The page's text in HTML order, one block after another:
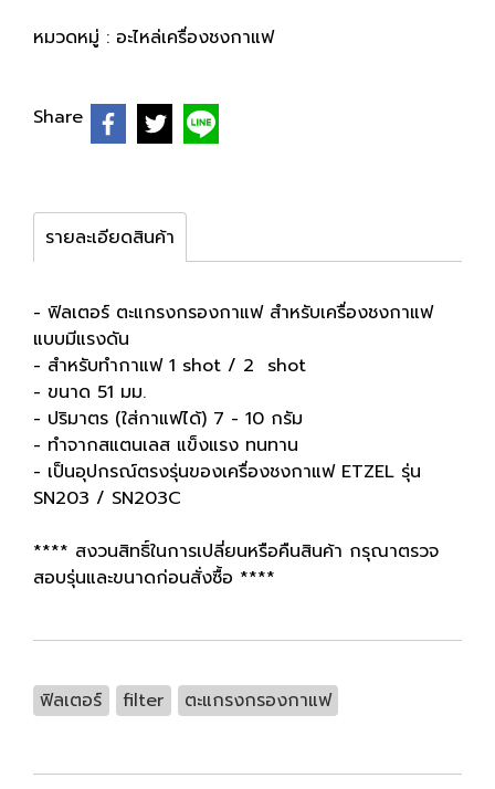
หมวดหมู่ : อะไหล่เครื่องชงกาแฟ
Share
รายละเอียดสินค้า
- ฟิลเตอร์ ตะแกรงกรองกาแฟ สำหรับเครื่องชงกาแฟ
แบบมีแรงดัน
- สำหรับทำกาแฟ 1 shot / 2 shot
- ขนาด 51 มม.
- ปริมาตร (ใส่กาแฟได้) 7 - 10 กรัม
- ทำจากสแตนเลส แข็งแรง ทนทาน
- เป็นอุปกรณ์ตรงรุ่นของเครื่องชงกาแฟ ETZEL รุ่น
SN203 / SN203C
**** สงวนสิทธิ์ในการเปลี่ยนหรือคืนสินค้า กรุณาตรวจ
สอบรุ่นและขนาดก่อนสั่งซื้อ ****
ฟิลเตอร์ filter ตะแกรงกรองกาแฟ